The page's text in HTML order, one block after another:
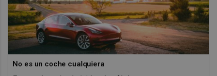
No es un coche cualquiera